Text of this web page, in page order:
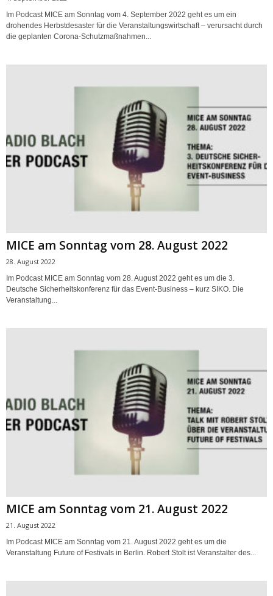
Im Podcast MICE am Sonntag vom 4. September 2022 geht es um ein
drohendes Herbstdesaster für die Veranstaltungswirtschaft – verursacht durch
die geplanten Corona-Schutzmaßnahmen...
MICE am Sonntag vom 28. August 2022
28. August 2022
Im Podcast MICE am Sonntag vom 28. August 2022 geht es um die 3.
Deutsche Sicherheitskonferenz für das Event-Business – kurz SIKO. Die
Veranstaltung...
MICE am Sonntag vom 21. August 2022
21. August 2022
Im Podcast MICE am Sonntag vom 21. August 2022 geht es um die
Veranstaltung Future of Festivals in Berlin. Robert Stolt ist Veranstalter des...